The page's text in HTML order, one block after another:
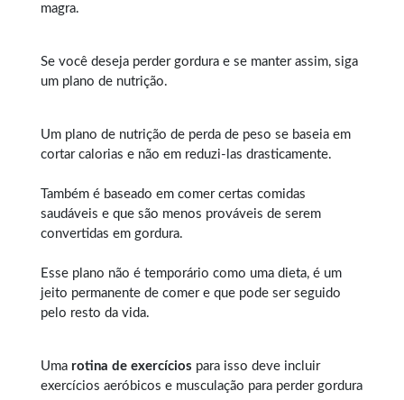
magra.
Se você deseja perder gordura e se manter assim, siga
um plano de nutrição.
Um plano de nutrição de perda de peso se baseia em
cortar calorias e não em reduzi-las drasticamente.
Também é baseado em comer certas comidas
saudáveis e que são menos prováveis de serem
convertidas em gordura.
Esse plano não é temporário como uma dieta, é um
jeito permanente de comer e que pode ser seguido
pelo resto da vida.
Uma rotina de exercícios para isso deve incluir
exercícios aeróbicos e musculação para perder gordura